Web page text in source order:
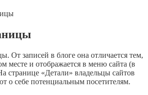
От записей в блоге она отличается тем,
месте и отображается в меню сайта (в
странице «Детали» владельцы сайтов
о себе потенциальным посетителям.